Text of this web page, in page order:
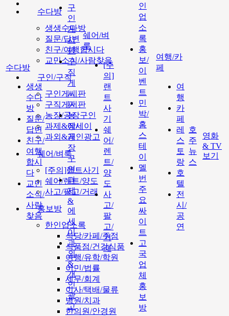
수다방
생생수다방
질문/답변
친구/여행합시다
교민소식/사람찾음
구인/구직
구인게시판
구직게시판
농장/공장구인
과제&에세이
과외&개인광고
쉐어/벼룩
[주의]랜트사기
쉐어/렌트/양도
사고/팔고/거래
홍보방
한인업소록
식당/카페/주점
식품점/건강식품
여행/유학/학원
이민/법률
세무/회계
이사/택배/물류
병원/치과
한의원/안경원
수다방
생생
수다
방
질문/
답변
친구/
여행
합시
다
교민
소식/
사람
찾음
구
인
게
시
판
구
직
게
시
판
농
장/
공
장
구
인
과
제
&
에
세
이
과
외
&
개
인
광
고
쉐어/벼
룩
[주
의]
랜
트
사
기
쉐
어/
렌
트/
양
도
사
고/
팔
고/
거
래
인
업
소
록
홍
보/
이
벤
트
민
박/
홈
스
테
이
멜
번
주
요
싸
이
트
고
국
업
체
홍
보
방
여행/카
페
여
행
카
페
레
스
토
랑
호
텔
전
시/
공
연
호
주
뉴
스
영화
& TV
보기